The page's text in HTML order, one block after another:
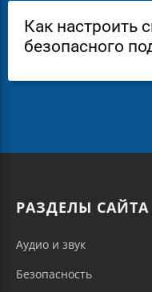
Как настроить
безопасного
РАЗДЕЛЫ САЙТА
Аудио и звук
Безопасность